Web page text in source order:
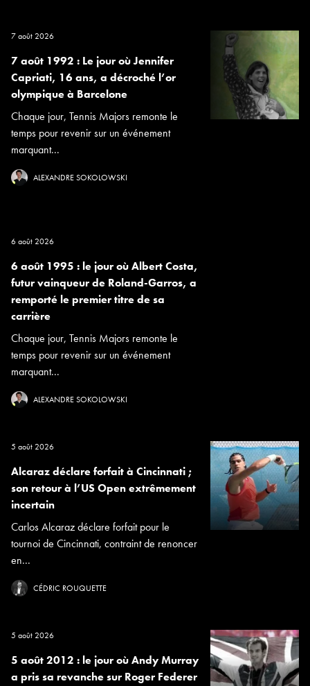
7 août 2026
7 août 1992 : Le jour où Jennifer
Capriati, 16 ans, a décroché l’or
olympique à Barcelone
Chaque jour, Tennis Majors remonte le
temps pour revenir sur un événement
marquant...
ALEXANDRE SOKOLOWSKI
6 août 2026
6 août 1995 : le jour où Albert Costa,
futur vainqueur de Roland-Garros, a
remporté le premier titre de sa
carrière
Chaque jour, Tennis Majors remonte le
temps pour revenir sur un événement
marquant...
ALEXANDRE SOKOLOWSKI
5 août 2026
Alcaraz déclare forfait à Cincinnati ;
son retour à l’US Open extrêmement
incertain
Carlos Alcaraz déclare forfait pour le
tournoi de Cincinnati, contraint de renoncer
en...
CÉDRIC ROUQUETTE
5 août 2026
5 août 2012 : le jour où Andy Murray
a pris sa revanche sur Roger Federer